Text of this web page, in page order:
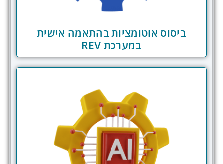
ביסוס אוטומציות בהתאמה אישית
במערכת REV